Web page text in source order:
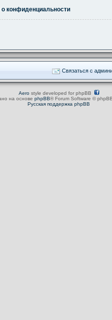
конфиденциальности
Связаться с
Aerostyle developed for phpBB
на основе phpBB® Forum Software ©
Русская поддержка phpBB